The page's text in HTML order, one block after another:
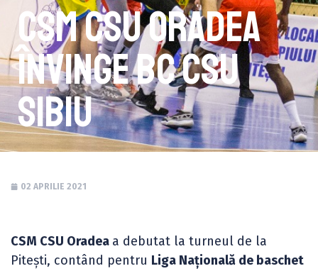
CSM CSU Oradea
învinge BC CSU
Sibiu
02 APRILIE 2021
CSM CSU Oradea a debutat la turneul de la
Pitești, contând pentru Liga Națională de baschet